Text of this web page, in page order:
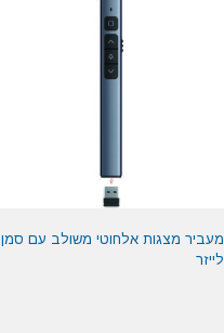
מעביר מצגות אלחוטי משולב עם סמן
לייזר